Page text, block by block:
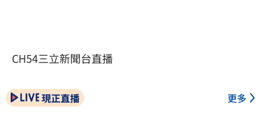
CH54三立新聞台直播
現正直播 更多